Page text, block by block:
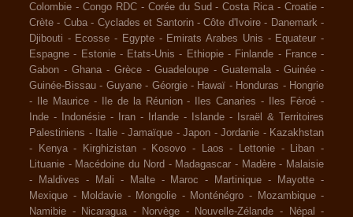
Colombie - Congo RDC - Corée du Sud -Costa Rica -Croatie -
Crète - Cuba - Cyclades et Santorin -Côte d'Ivoire - Danemark -
Djibouti - Ecosse - Egypte - Emirats Arabes Unis - Equateur -
Espagne - Estonie - Etats-Unis - Ethiopie - Finlande - France -
Gabon - Ghana - Grèce - Guadeloupe - Guatemala - Guinée -
Guinée-Bissau - Guyane - Géorgie - Hawaï - Honduras - Hongrie
-
Ile Maurice - Ile de la Réunion - Iles Canaries - Iles Féroé -
Inde - Indonésie - Iran - Irlande - Islande -
Israël & Territoires
Palestiniens - Italie - Jamaïque - Japon - Jordanie - Kazakhstan
-
Kenya - Kirghizistan - Kosovo - Laos - Lettonie - Liban -
Lituanie - Macédoine du Nord - Madagascar - Madère - Malaisie
-
Maldives - Mali - Malte - Maroc - Martinique - Mayotte -
Mexique - Moldavie - Mongolie - Monténégro - Mozambique -
Namibie - Nicaragua - Norvège - Nouvelle-Zélande - Népal -